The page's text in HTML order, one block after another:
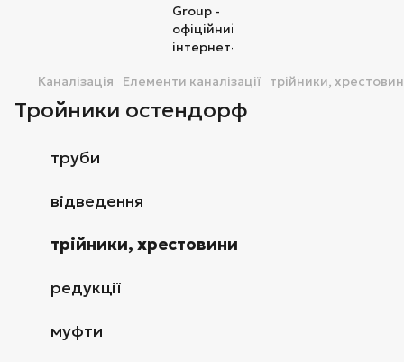
Каналізація Елементи каналізації трійники,
Тройники остендорф
труби
відведення
трійники, хрестовини
редукції
муфти